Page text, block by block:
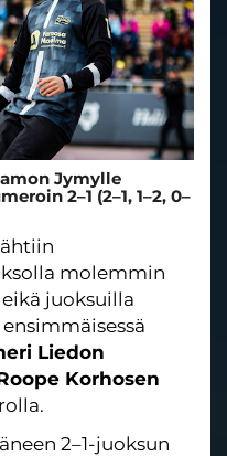
Jymylle
2–1 (2–1, 1–2, 0–
molemmin
juoksuilla
Liedon
Korhosen
2–1-juoksun